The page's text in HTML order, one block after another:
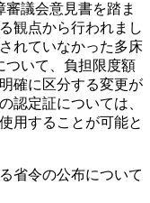
議会意見書を踏ま
観点から行われまし
れていなかった多床
ついて、負担限度額
確に区分する変更が
認定証については、
用することが可能と
省令の公布について